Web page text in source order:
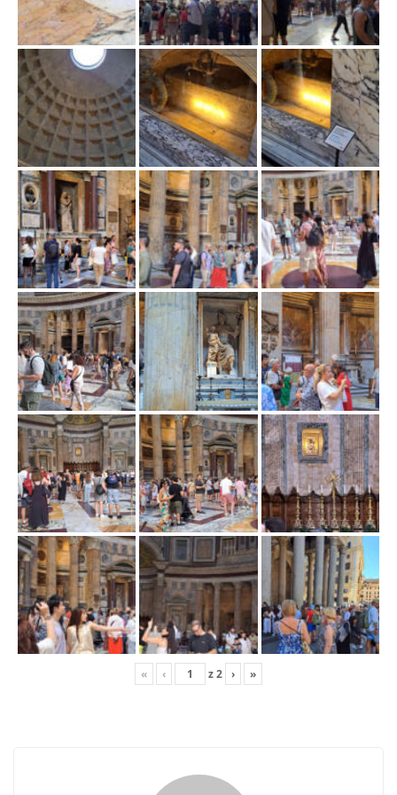
w
i
g
a
c
j
ę
« ‹ z2 › »